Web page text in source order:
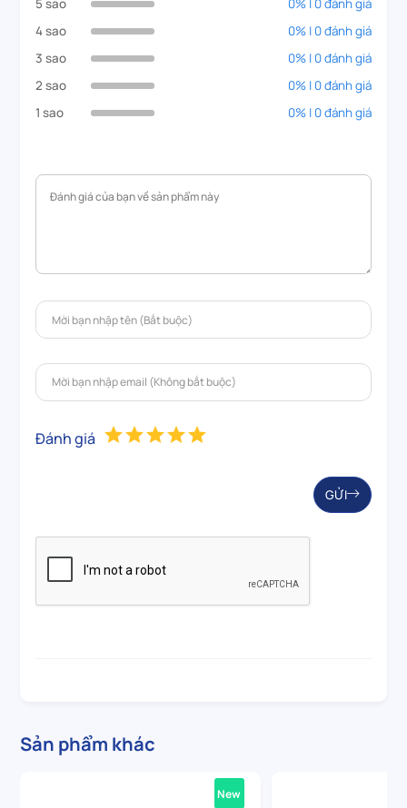
5 sao
0% | 0 đánh giá
4 sao
0% | 0 đánh giá
3 sao
0% | 0 đánh giá
2 sao
0% | 0 đánh giá
1 sao
0% | 0 đánh giá
Đánh giá
GỬI
Sản phẩm khác
New